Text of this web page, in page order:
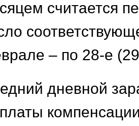
считается
– по 28-е
дневной